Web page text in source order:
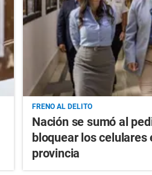
FRENO AL DELITO
Nación se sumó al
bloquear los celulares
provincia